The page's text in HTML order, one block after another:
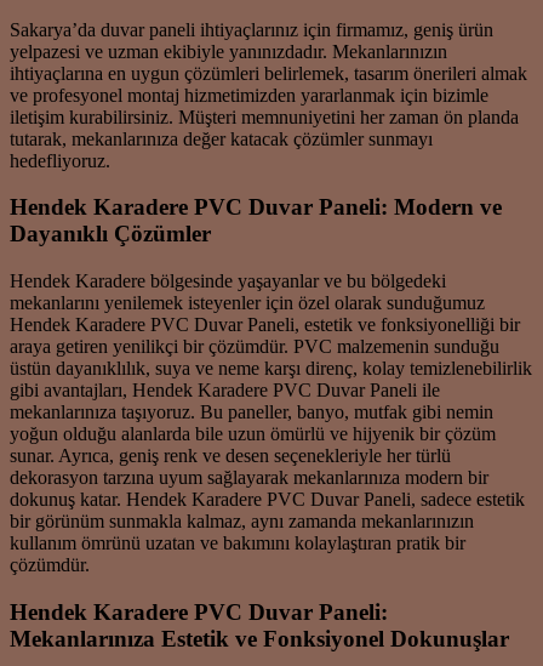
Sakarya’da duvar paneli ihtiyaçlarınız için firmamız, geniş ürün
yelpazesi ve uzman ekibiyle yanınızdadır. Mekanlarınızın
ihtiyaçlarına en uygun çözümleri belirlemek, tasarım önerileri almak
ve profesyonel montaj hizmetimizden yararlanmak için bizimle
iletişim kurabilirsiniz. Müşteri memnuniyetini her zaman ön planda
tutarak, mekanlarınıza değer katacak çözümler sunmayı
hedefliyoruz.
Hendek Karadere PVC Duvar Paneli: Modern ve
Dayanıklı Çözümler
Hendek Karadere bölgesinde yaşayanlar ve bu bölgedeki
mekanlarını yenilemek isteyenler için özel olarak sunduğumuz
Hendek Karadere PVC Duvar Paneli, estetik ve fonksiyonelliği bir
araya getiren yenilikçi bir çözümdür. PVC malzemenin sunduğu
üstün dayanıklılık, suya ve neme karşı direnç, kolay temizlenebilirlik
gibi avantajları, Hendek Karadere PVC Duvar Paneli ile
mekanlarınıza taşıyoruz. Bu paneller, banyo, mutfak gibi nemin
yoğun olduğu alanlarda bile uzun ömürlü ve hijyenik bir çözüm
sunar. Ayrıca, geniş renk ve desen seçenekleriyle her türlü
dekorasyon tarzına uyum sağlayarak mekanlarınıza modern bir
dokunuş katar. Hendek Karadere PVC Duvar Paneli, sadece estetik
bir görünüm sunmakla kalmaz, aynı zamanda mekanlarınızın
kullanım ömrünü uzatan ve bakımını kolaylaştıran pratik bir
çözümdür.
Hendek Karadere PVC Duvar Paneli:
Mekanlarınıza Estetik ve Fonksiyonel Dokunuşlar